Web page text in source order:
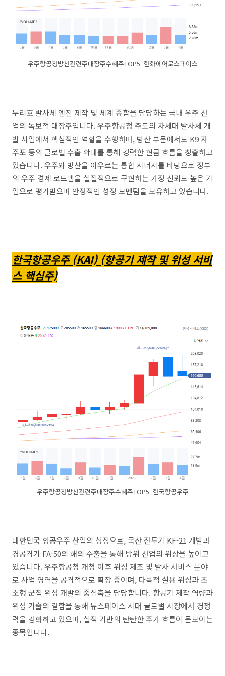
우주항공청방산관련주대장주수혜주TOP5_한화에어로스페이스
누리호 발사체 엔진 제작 및 체계 종합을 담당하는 국내 우주 산
업의 독보적 대장주입니다. 우주항공청 주도의 차세대 발사체 개
발 사업에서 핵심적인 역할을 수행하며, 방산 부문에서도 K9 자
주포 등의 글로벌 수출 확대를 통해 강력한 현금 흐름을 창출하고
있습니다. 우주와 방산을 아우르는 통합 시너지를 바탕으로 정부
의 우주 경제 로드맵을 실질적으로 구현하는 가장 신뢰도 높은 기
업으로 평가받으며 안정적인 성장 모멘텀을 보유하고 있습니다.
한국항공우주 (KAI) (항공기 제작 및 위성 서비
스 핵심주)
우주항공청방산관련주대장주수혜주TOP5_한국항공우주
대한민국 항공우주 산업의 상징으로, 국산 전투기 KF-21 개발과
경공격기 FA-50의 해외 수출을 통해 방위 산업의 위상을 높이고
있습니다. 우주항공청 개청 이후 위성 제조 및 발사 서비스 분야
로 사업 영역을 공격적으로 확장 중이며, 다목적 실용 위성과 초
소형 군집 위성 개발의 중심축을 담당합니다. 항공기 제작 역량과
위성 기술의 결합을 통해 뉴스페이스 시대 글로벌 시장에서 경쟁
력을 강화하고 있으며, 실적 기반의 탄탄한 주가 흐름이 돋보이는
종목입니다.